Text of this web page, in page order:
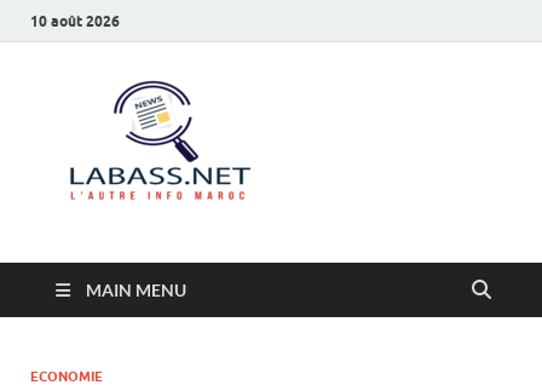
10 août 2026
MAIN MENU
ECONOMIE